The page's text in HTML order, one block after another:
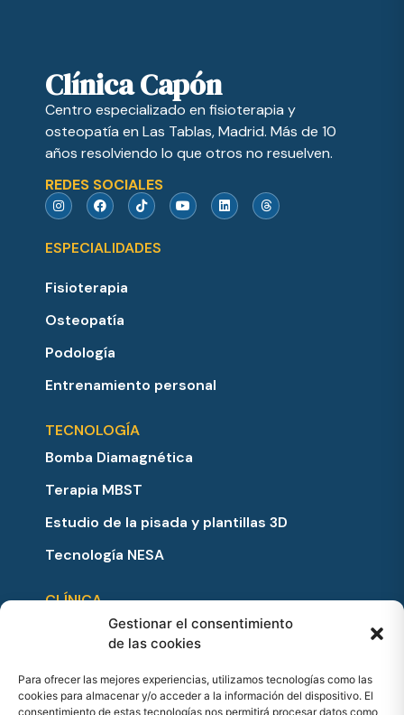
Gestionar el consentimiento
de las cookies
Para ofrecer las mejores experiencias, utilizamos tecnologías como las
cookies para almacenar y/o acceder a la información del dispositivo. El
consentimiento de estas tecnologías nos permitirá procesar datos como
Clínica Capón
Centro especializado en fisioterapia y
osteopatía en Las Tablas, Madrid. Más de 10
años resolviendo lo que otros no resuelven.
REDES SOCIALES
ESPECIALIDADES
Fisioterapia
Osteopatía
Podología
Entrenamiento personal
TECNOLOGÍA
Bomba Diamagnética
Terapia MBST
Estudio de la pisada y plantillas 3D
Tecnología NESA
CLÍNICA
Testimonios